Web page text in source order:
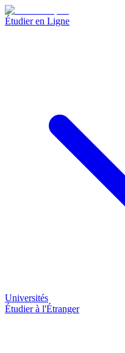
Étudier en Ligne
Universités
Étudier à l'Étranger